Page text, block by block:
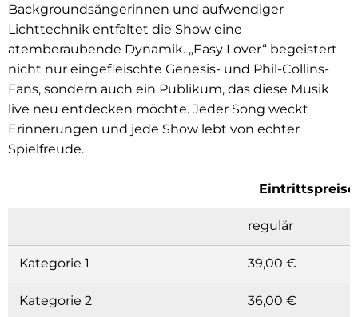
Backgroundsängerinnen und aufwendiger
Lichttechnik entfaltet die Show eine
atemberaubende Dynamik. „Easy Lover“ begeistert
nicht nur eingefleischte Genesis- und Phil-Collins-
Fans, sondern auch ein Publikum, das diese Musik
live neu entdecken möchte. Jeder Song weckt
Erinnerungen und jede Show lebt von echter
Spielfreude.
Eintrittspreise
regulär
Kategorie 1 39,00 €
Kategorie 2 36,00 €